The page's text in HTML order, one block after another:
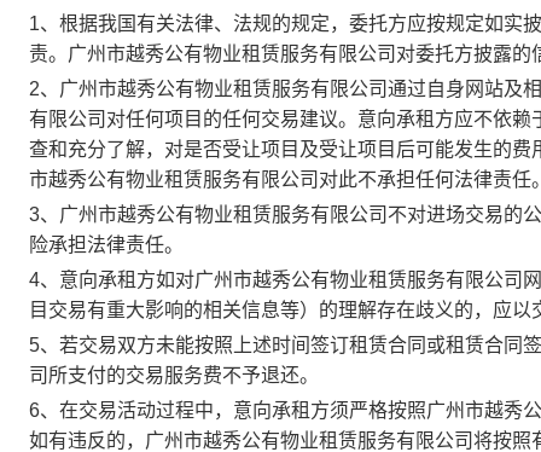
1、根据我国有关法律、法规的规定，委托方应按规定如实
责。广州市越秀公有物业租赁服务有限公司对委托方披露
2、广州市越秀公有物业租赁服务有限公司通过自身网站及
有限公司对任何项目的任何交易建议。意向承租方应不依
查和充分了解，对是否受让项目及受让项目后可能发生的
市越秀公有物业租赁服务有限公司对此不承担任何法律责任
3、广州市越秀公有物业租赁服务有限公司不对进场交易的
险承担法律责任。
4、意向承租方如对广州市越秀公有物业租赁服务有限公司
目交易有重大影响的相关信息等）的理解存在歧义的，应
5、若交易双方未能按照上述时间签订租赁合同或租赁合同
司所支付的交易服务费不予退还。
6、在交易活动过程中，意向承租方须严格按照广州市越秀
如有违反的，广州市越秀公有物业租赁服务有限公司将按照